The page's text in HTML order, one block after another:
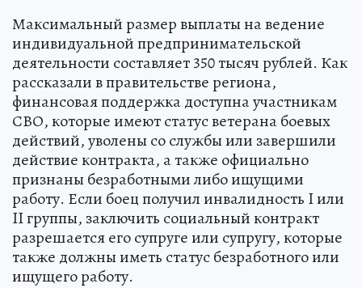
Максимальный размер выплаты на ведение
индивидуальной предпринимательской
деятельности составляет 350 тысяч рублей. Как
рассказали в правительстве региона,
финансовая поддержка доступна участникам
СВО, которые имеют статус ветерана боевых
действий, уволены со службы или завершили
действие контракта, а также официально
признаны безработными либо ищущими
работу. Если боец получил инвалидность I или
II группы, заключить социальный контракт
разрешается его супруге или супругу, которые
также должны иметь статус безработного или
ищущего работу.